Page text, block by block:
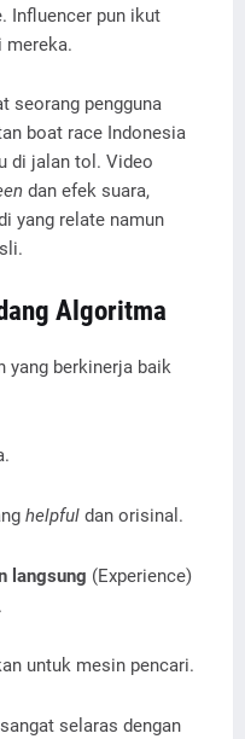
Influencer pun ikut
mereka.
seorang pengguna
boat race Indonesia
di jalan tol. Video
dan efek suara,
yang relate namun
Algoritma
yang berkinerja baik
helpful dan orisinal.
langsung (Experience)
untuk mesin pencari.
sangat selaras dengan